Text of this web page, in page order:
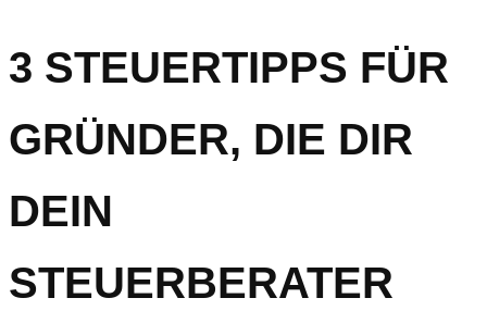
3 STEUERTIPPS FÜR
GRÜNDER, DIE DIR
DEIN
STEUERBERATER